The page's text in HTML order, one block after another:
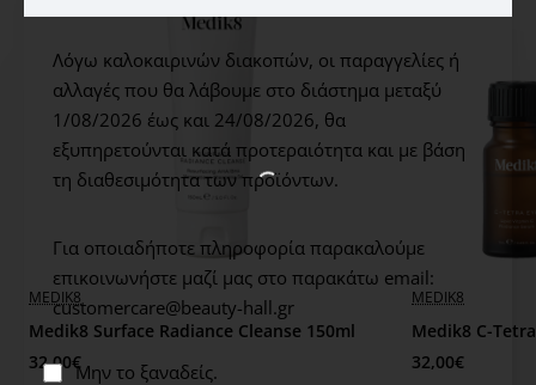
Λόγω καλοκαιρινών διακοπών, οι παραγγελίες ή
αλλαγές που θα λάβουμε στο διάστημα μεταξύ
1/08/2026 έως και 24/08/2026, θα
εξυπηρετούνται κατά προτεραιότητα και με βάση
τη διαθεσιμότητα των προϊόντων.
Για οποιαδήποτε πληροφορία παρακαλούμε
επικοινωνήστε μαζί μας στο παρακάτω email:
customercare@beauty-hall.gr
Μην το ξαναδείς.
τους νέους χρήστες να κάνουν patch test, πριν
ενσωματώσουν ένα προϊόν στη καθημερινή ρουτίνα
φροντίδας δέρματός τους.
WOW PRICE
MEDIK8
Medik8 Surface Radiance Cleanse 150ml
32,00€
MEDIK8
Medik8 C-
32,00€